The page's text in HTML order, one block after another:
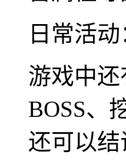
日常活动
游戏中
BOSS、
还可以